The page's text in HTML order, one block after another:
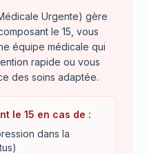
Urgente) gère
le 15, vous
équipe médicale qui
rapide ou vous
des soins adaptée.
le 15 en cas de :
dans la